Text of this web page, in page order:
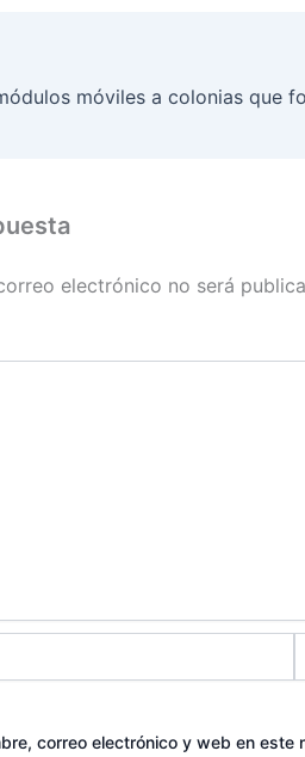
electrónico no será
correo electrónico y web en